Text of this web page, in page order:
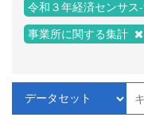
令和３年経済センサス
事業所に関する集計